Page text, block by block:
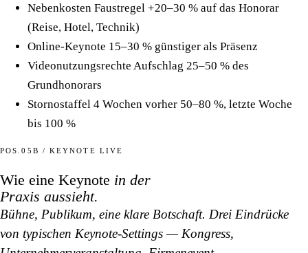
Nebenkosten Faustregel +20–30 % auf das Honorar
(Reise, Hotel, Technik)
Online-Keynote 15–30 % günstiger als Präsenz
Videonutzungsrechte Aufschlag 25–50 % des
Grundhonorars
Stornostaffel 4 Wochen vorher 50–80 %, letzte Woche
bis 100 %
POS.05B / KEYNOTE LIVE
Wie eine Keynote in der
Praxis aussieht.
Bühne, Publikum, eine klare Botschaft. Drei Eindrücke
von typischen Keynote-Settings — Kongress,